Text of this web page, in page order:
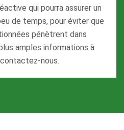
qui pourra assurer un
de temps, pour éviter que
pénètrent dans
amples informations à
nous.